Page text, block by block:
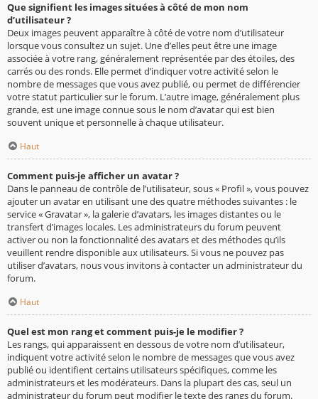
Que signifient les images situées à côté de mon nom
d’utilisateur ?
Deux images peuvent apparaître à côté de votre nom d’utilisateur
lorsque vous consultez un sujet. Une d’elles peut être une image
associée à votre rang, généralement représentée par des étoiles, des
carrés ou des ronds. Elle permet d’indiquer votre activité selon le
nombre de messages que vous avez publié, ou permet de différencier
votre statut particulier sur le forum. L’autre image, généralement plus
grande, est une image connue sous le nom d’avatar qui est bien
souvent unique et personnelle à chaque utilisateur.
Haut
Comment puis-je afficher un avatar ?
Dans le panneau de contrôle de l’utilisateur, sous « Profil », vous pouvez
ajouter un avatar en utilisant une des quatre méthodes suivantes : le
service « Gravatar », la galerie d’avatars, les images distantes ou le
transfert d’images locales. Les administrateurs du forum peuvent
activer ou non la fonctionnalité des avatars et des méthodes qu’ils
veuillent rendre disponible aux utilisateurs. Si vous ne pouvez pas
utiliser d’avatars, nous vous invitons à contacter un administrateur du
forum.
Haut
Quel est mon rang et comment puis-je le modifier ?
Les rangs, qui apparaissent en dessous de votre nom d’utilisateur,
indiquent votre activité selon le nombre de messages que vous avez
publié ou identifient certains utilisateurs spécifiques, comme les
administrateurs et les modérateurs. Dans la plupart des cas, seul un
administrateur du forum peut modifier le texte des rangs du forum.